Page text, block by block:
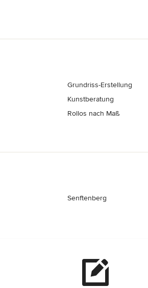
Grundriss-Erstellung
Kunstberatung
Rollos nach Maß
Senftenberg